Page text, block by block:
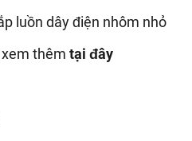
luồn dây điện nhôm nhỏ
xem thêmtại đây